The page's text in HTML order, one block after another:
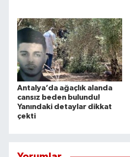
Antalya’da ağaçlık alanda
cansız beden bulundu!
Yanındaki detaylar dikkat
çekti